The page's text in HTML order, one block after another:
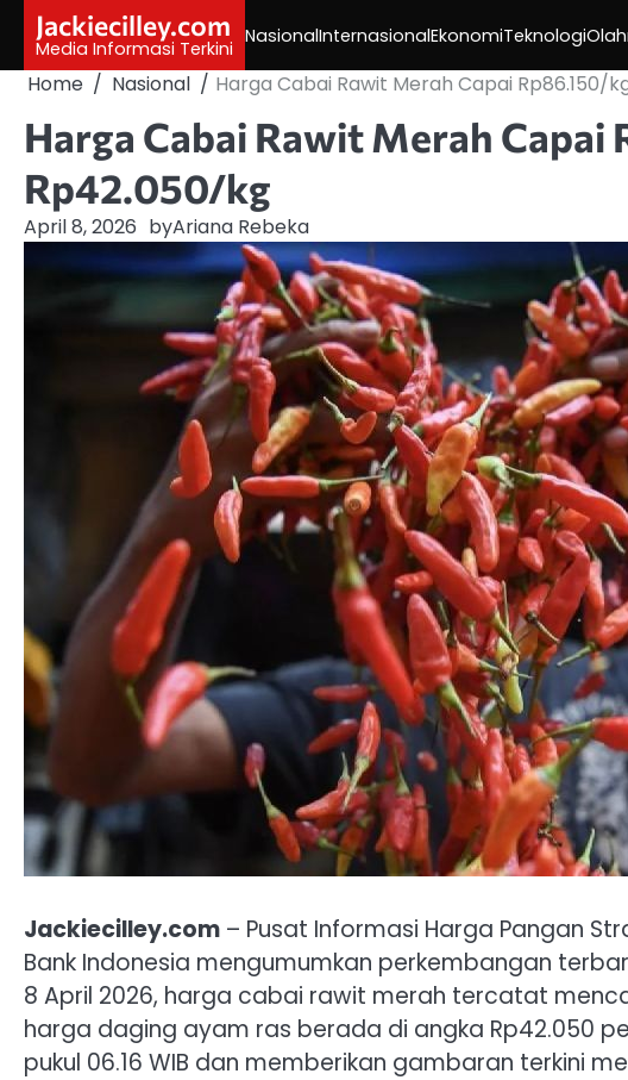
content
Jackiecilley.com
Media Informasi Terkini
NasionalInternasionalEkonomiTeknologi
Home Nasional Harga Cabai Rawit Merah Capai Rp86.150/
Harga Cabai Rawit Merah Capai
Rp42.050/kg
April 8, 2026 byAriana Rebeka
Jackiecilley.com – Pusat Informasi Harga Pangan
Bank Indonesia mengumumkan perkembangan
8 April 2026, harga cabai rawit merah tercatat
harga daging ayam ras berada di angka Rp42.050
pukul 06.16 WIB dan memberikan gambaran terkini